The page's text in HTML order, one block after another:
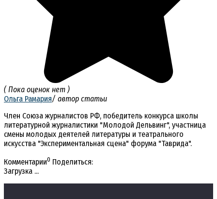
( Пока оценок нет )
Ольга Рамария/ автор статьи
Член Союза журналистов РФ, победитель конкурса школы
литературной журналистики "Молодой Дельвинг", участница
смены молодых деятелей литературы и театрального
искусства "Экспериментальная сцена" форума "Таврида".
Комментарии0 Поделиться:
Загрузка ...